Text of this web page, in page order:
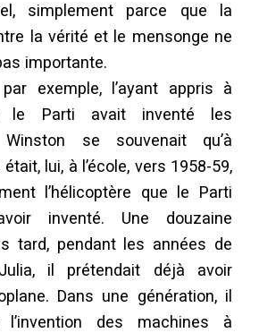
simplement parce que la
la vérité et le mensonge ne
importante.
exemple, l’ayant appris à
le Parti avait inventé les
Winston se souvenait qu’à
était, lui, à l’école, vers 1958-59,
l’hélicoptère que le Parti
inventé. Une douzaine
tard, pendant les années de
il prétendait déjà avoir
Dans une génération, il
l’invention des machines à